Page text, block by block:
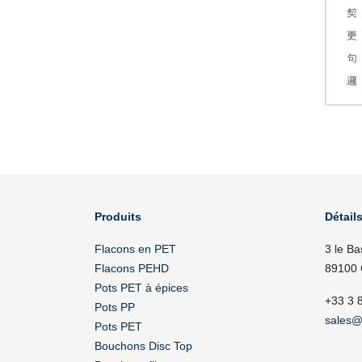
Produits
Flacons en PET
Flacons PEHD
Pots PET à épices
Pots PP
Pots PET
Bouchons Disc Top
3 le
89100
+33 3